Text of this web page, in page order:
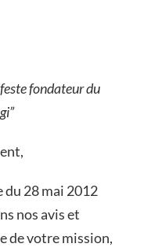
fondateur du
28 mai 2012
nos avis et
de votre mission,